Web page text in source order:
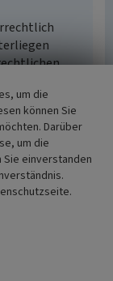
sind.
NF-
um die
können Sie
Darüber
um die
einverstanden